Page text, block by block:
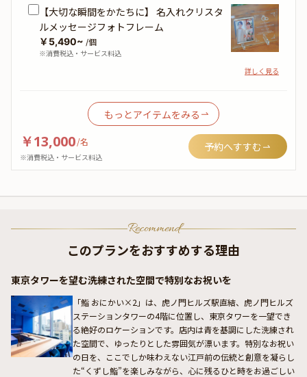
【大切な瞬間をかたちに】 名入れクリスタ
ルメッセージフォトフレーム
￥5,490~ /個
※消費税込・サービス料込
詳しく見る
もっとアイテムをみる
￥13,000/名
※消費税込・サービス料込
予約へすすむ
Recommend
このプランをおすすめする理由
東京タワーを望む洗練された空間で特別なお祝いを
「鮨 おにかい×2」は、虎ノ門ヒルズ駅直結、虎ノ門ヒルズ
ステーションタワーの4階に位置し、東京タワーを一望でき
る絶好のロケーションです。店内は青を基調にした洗練され
た空間で、ゆったりとした雰囲気が漂います。特別なお祝い
の日を、ここでしか味わえない江戸前の伝統と創意を凝らし
た“くずし鮨”を楽しみながら、心に残るひと時をお過ごしい